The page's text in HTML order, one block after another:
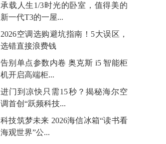
承载人生1/3时光的卧室，值得美的
新一代T3的一屋...
2026空调选购避坑指南！5大误区，
选错直接浪费钱
告别单点参数内卷 奥克斯 i5 智能柜
机开启高端柜...
进门到凉快只需15秒？揭秘海尔空
调首创“跃频科技...
科技筑梦未来 2026海信冰箱“读书看
海观世界”公...